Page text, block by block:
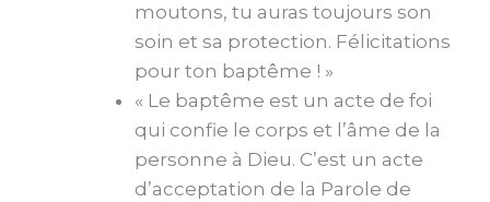
moutons, tu auras toujours son
soin et sa protection. Félicitations
pour ton baptême ! »
« Le baptême est un acte de foi
qui confie le corps et l’âme de la
personne à Dieu. C’est un acte
d’acceptation de la Parole de